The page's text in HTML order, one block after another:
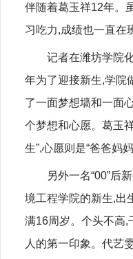
伴随着葛玉祥12年。
习吃力,成绩也一直在
记者在潍坊学院
年为了迎接新生,学院
了一面梦想墙和一面
个梦想和心愿。葛玉
生”,心愿则是“爸爸妈
另外一名“00”后
境工程学院的新生,出
满16周岁。个头不高,
人的第一印象。代艺